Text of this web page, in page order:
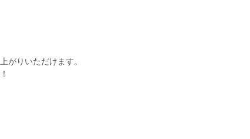
がりいただけます。